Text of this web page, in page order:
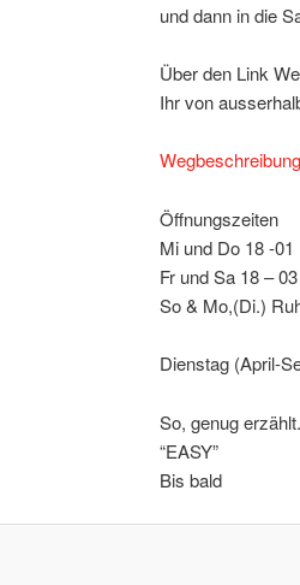
und dann in die
Über den Link
Ihr von
Wegbeschreibung
Öffnungszeiten
Mi und Do 18 -01
Fr und Sa 18 –
So & Mo,(Di.)
Dienstag (April-
So, genug
“EASY”
Bis bald